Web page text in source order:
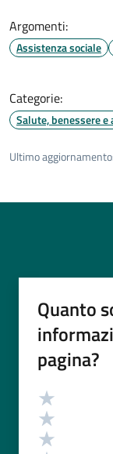
Argomenti:
Assistenza sociale
Categorie:
Salute, benessere e
Ultimo aggiornamento:
Quanto
pagina?
Valutazione